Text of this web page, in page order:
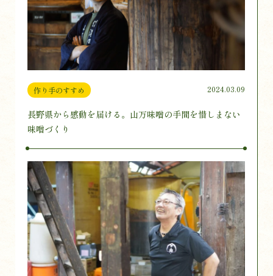
作り手のすすめ 2024.03.09
長野県から感動を届ける。山万味噌の手間を惜しまない
味噌づくり